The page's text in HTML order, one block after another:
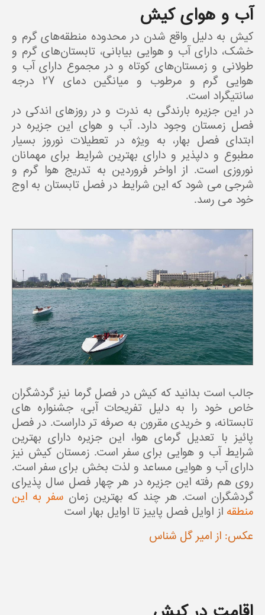
آب و هوای کیش
کیش به دلیل واقع شدن در محدوده منطقه‌های گرم و
خشک، دارای آب و هوایی بیابانی، تابستان‌های گرم و
طولانی و زمستان‌های کوتاه و در مجموع دارای آب و
هوایی گرم و مرطوب و میانگین دمای 27 درجه
سانتیگراد است.
در این جزیره بارندگی به ندرت و در روزهای اندکی در
فصل زمستان وجود دارد. آب و هوای این جزیره در
ابتدای فصل بهار، به ویژه در تعطیلات نوروز بسیار
مطبوع و دلپذیر و دارای بهترین شرایط برای مهمانان
نوروزی است. از اواخر فروردین به تدریج هوا گرم و
شرجی می شود که این شرایط در فصل تابستان به اوج
خود می رسد.
جالب است بدانید که کیش در فصل گرما نیز گردشگران
خاص خود را به دلیل تفریحات آبی، جشنواره های
تابستانه، و خریدی مقرون به صرفه تر داراست. در فصل
پائیز با تعدیل گرمای هوا، این جزیره دارای بهترین
شرایط آب و هوایی برای سفر است. زمستان کیش نیز
دارای آب و هوایی مساعد و لذت بخش برای سفر است.
روی هم رفته این جزیره در هر چهار فصل سال پذیرای
گردشگران است. هر چند که بهترین زمانسفر به این
منطقه از اوایل فصل پاییز تا اوایل بهار است
عکس: از امیر گل شناس